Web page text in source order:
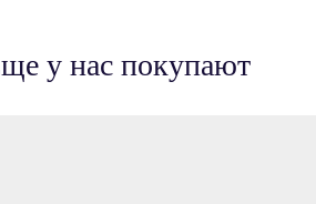
у нас покупают